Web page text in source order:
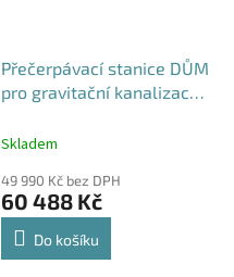
Přečerpávací stanice DŮM
pro gravitační kanalizace
1,4m3
Skladem
49 990 Kč bez DPH
60 488 Kč
Do košíku